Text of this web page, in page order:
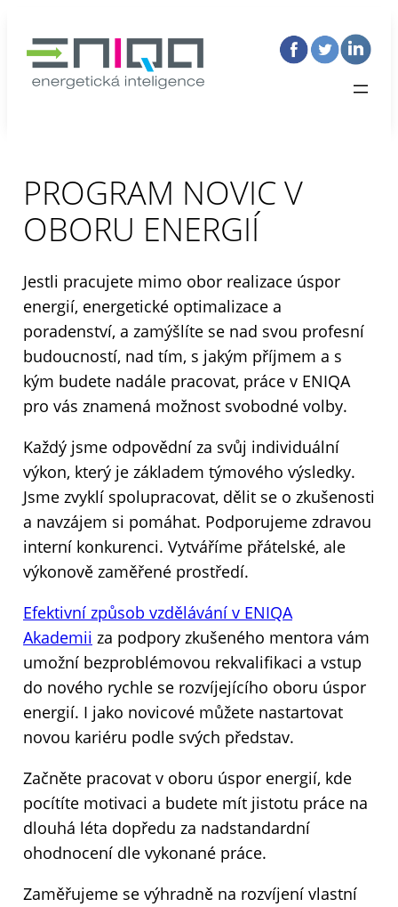
PROGRAM NOVIC V
OBORU ENERGIÍ
Jestli pracujete mimo obor realizace úspor
energií, energetické optimalizace a
poradenství, a zamýšlíte se nad svou profesní
budoucností, nad tím, s jakým příjmem a s
kým budete nadále pracovat, práce v ENIQA
pro vás znamená možnost svobodné volby.
Každý jsme odpovědní za svůj individuální
výkon, který je základem týmového výsledky.
Jsme zvyklí spolupracovat, dělit se o zkušenosti
a navzájem si pomáhat. Podporujeme zdravou
interní konkurenci. Vytváříme přátelské, ale
výkonově zaměřené prostředí.
Efektivní způsob vzdělávání v ENIQA
Akademii za podpory zkušeného mentora vám
umožní bezproblémovou rekvalifikaci a vstup
do nového rychle se rozvíjejícího oboru úspor
energií. I jako novicové můžete nastartovat
novou kariéru podle svých představ.
Začněte pracovat v oboru úspor energií, kde
pocítíte motivaci a budete mít jistotu práce na
dlouhá léta dopředu za nadstandardní
ohodnocení dle vykonané práce.
Zaměřujeme se výhradně na rozvíjení vlastní